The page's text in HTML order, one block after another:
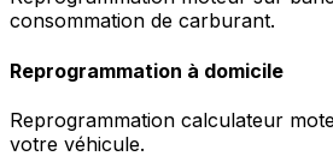
consommation de carburant.
Reprogrammation à domicile
Reprogrammation calculateur
votre véhicule.